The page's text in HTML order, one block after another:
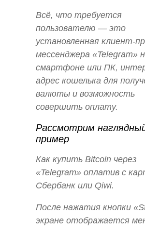
Всё, что требуется
пользователю — это
установленная клиент-
мессенджера «Telegram»
смартфоне или ПК,
адрес кошелька для
валюты и возможность
совершить оплату.
Рассмотрим
пример
Как купить Bitcoin через
«Telegram» оплатив с
Сбербанк или Qiwi.
После нажатия кнопки
экране отображается